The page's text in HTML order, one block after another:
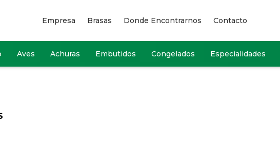
Aves Achuras Embutidos Congelados Especialidades
Empresa Brasas Donde Encontrarnos Contacto